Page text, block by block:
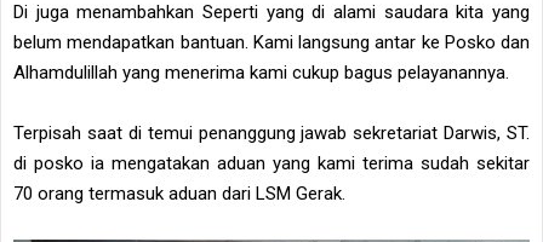
Di juga menambahkan Seperti yang di alami saudara kita yang
belum mendapatkan bantuan. Kami langsung antar ke Posko dan
Alhamdulillah yang menerima kami cukup bagus pelayanannya.
Terpisah saat di temui penanggung jawab sekretariat Darwis, ST.
di posko ia mengatakan aduan yang kami terima sudah sekitar
70 orang termasuk aduan dari LSM Gerak.